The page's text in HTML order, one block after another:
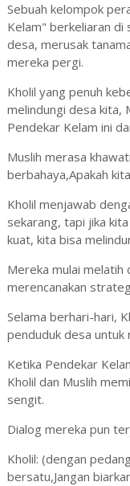
Sebuah kelompok
Kelam" berkeliaran
desa, merusak
mereka pergi.
Kholil yang penuh
melindungi desa kita,
Pendekar Kelam ini
Muslih merasa
berbahaya,Apakah
Kholil menjawab
sekarang, tapi jika
kuat, kita bisa
Mereka mulai melatih
merencanakan
Selama berhari-hari,
penduduk desa untuk
Ketika Pendekar
Kholil dan Muslih
sengit.
Dialog mereka pun
Kholil: (dengan
bersatu,Jangan